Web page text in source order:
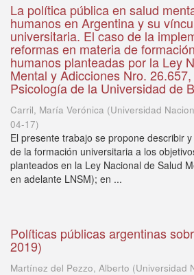
La política pública en salud
humanos en Argentina y su
universitaria. El caso de la
reformas en materia de
humanos planteadas por la Ley
Mental y Adicciones Nro.
Psicología de la Universidad de
Carril, María Verónica (Universidad
04-17)
El presente trabajo se propone describir
de la formación universitaria a los
planteados en la Ley Nacional de Salud
en adelante LNSM); en ...
Políticas públicas argentinas
2019)
Martínez del Pezzo, Alberto (Universidad